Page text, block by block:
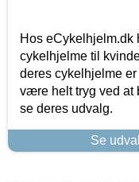
Hos eCykelhjelm.dk
cykelhjelme til
deres cykelhjelme
være helt tryg ved at
se deres udvalg.
Se